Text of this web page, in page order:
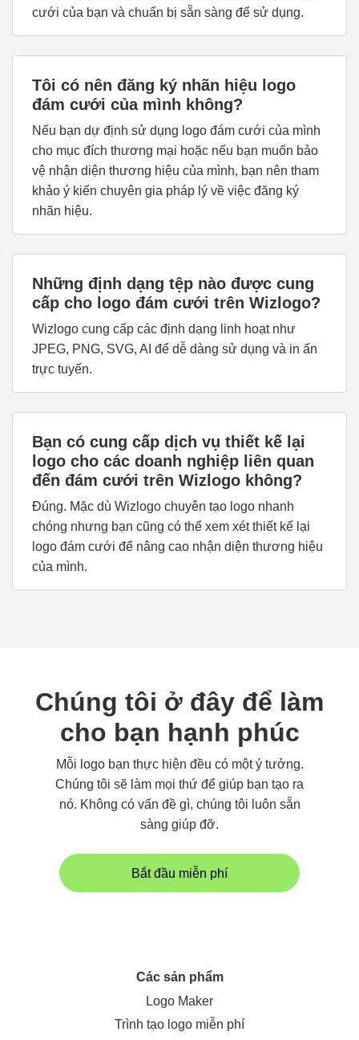
cưới của bạn và chuẩn bị sẵn sàng để sử dụng.
Tôi có nên đăng ký nhãn hiệu logo
đám cưới của mình không?
Nếu bạn dự định sử dụng logo đám cưới của mình
cho mục đích thương mại hoặc nếu bạn muốn bảo
vệ nhận diện thương hiệu của mình, bạn nên tham
khảo ý kiến chuyên gia pháp lý về việc đăng ký
nhãn hiệu.
Những định dạng tệp nào được cung
cấp cho logo đám cưới trên Wizlogo?
Wizlogo cung cấp các định dạng linh hoạt như
JPEG, PNG, SVG, AI để dễ dàng sử dụng và in ấn
trực tuyến.
Bạn có cung cấp dịch vụ thiết kế lại
logo cho các doanh nghiệp liên quan
đến đám cưới trên Wizlogo không?
Đúng. Mặc dù Wizlogo chuyên tạo logo nhanh
chóng nhưng bạn cũng có thể xem xét thiết kế lại
logo đám cưới để nâng cao nhận diện thương hiệu
của mình.
Chúng tôi ở đây để làm
cho bạn hạnh phúc
Mỗi logo bạn thực hiện đều có một ý tưởng.
Chúng tôi sẽ làm mọi thứ để giúp bạn tạo ra
nó. Không có vấn đề gì, chúng tôi luôn sẵn
sàng giúp đỡ.
Bắt đầu miễn phí
Các sản phẩm
Logo Maker
Trình tạo logo miễn phí